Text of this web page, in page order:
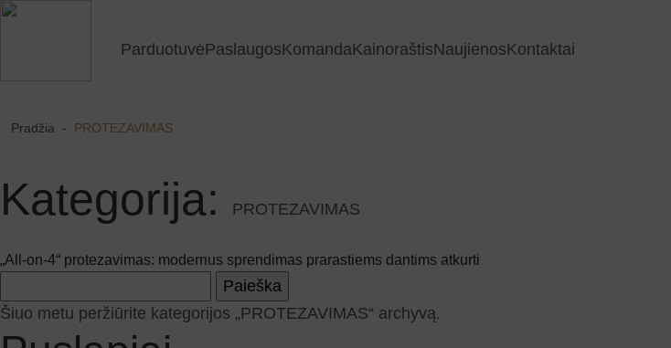
ParduotuvėPaslaugosKomandaKainoraštisNaujienosKontaktai
Pradžia - PROTEZAVIMAS
Kategorija: PROTEZAVIMAS
„All-on-4“ protezavimas: modernus sprendimas prarastiems dantims atkurti
Šiuo metu peržiūrite kategorijos „PROTEZAVIMAS“ archyvą.